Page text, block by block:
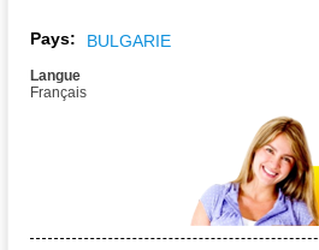
Pays: BULGARIE
Langue
Français